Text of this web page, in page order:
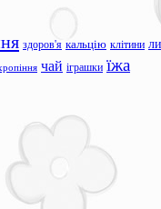
здоров'я кальцію клітини
чай іграшки їжа